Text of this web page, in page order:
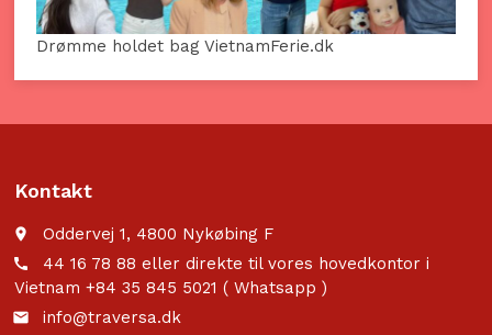
Drømme holdet bag VietnamFerie.dk
Kontakt
place Oddervej 1, 4800 Nykøbing F
call
44 16 78 88 eller direkte til vores hovedkontor i
Vietnam +84 35 845 5021 ( Whatsapp )
email info@traversa.dk